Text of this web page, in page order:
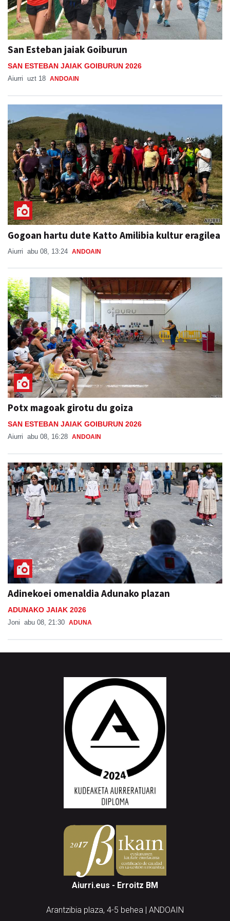
San Esteban jaiak Goiburun
SAN ESTEBAN JAIAK GOIBURUN 2026
Aiurri uzt 18 ANDOAIN
Gogoan hartu dute Katto Amilibia kultur eragilea
Aiurri abu 08, 13:24 ANDOAIN
Potx magoak girotu du goiza
SAN ESTEBAN JAIAK GOIBURUN 2026
Aiurri abu 08, 16:28 ANDOAIN
Adinekoei omenaldia Adunako plazan
ADUNAKO JAIAK 2026
Joni abu 08, 21:30 ADUNA
Aiurri.eus - Erroitz BM
Arantzibia plaza, 4-5 behea | ANDOAIN